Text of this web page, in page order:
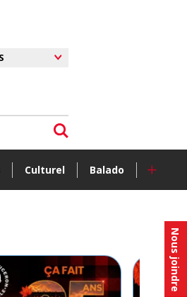
Nous joindre
Culturel Balado +